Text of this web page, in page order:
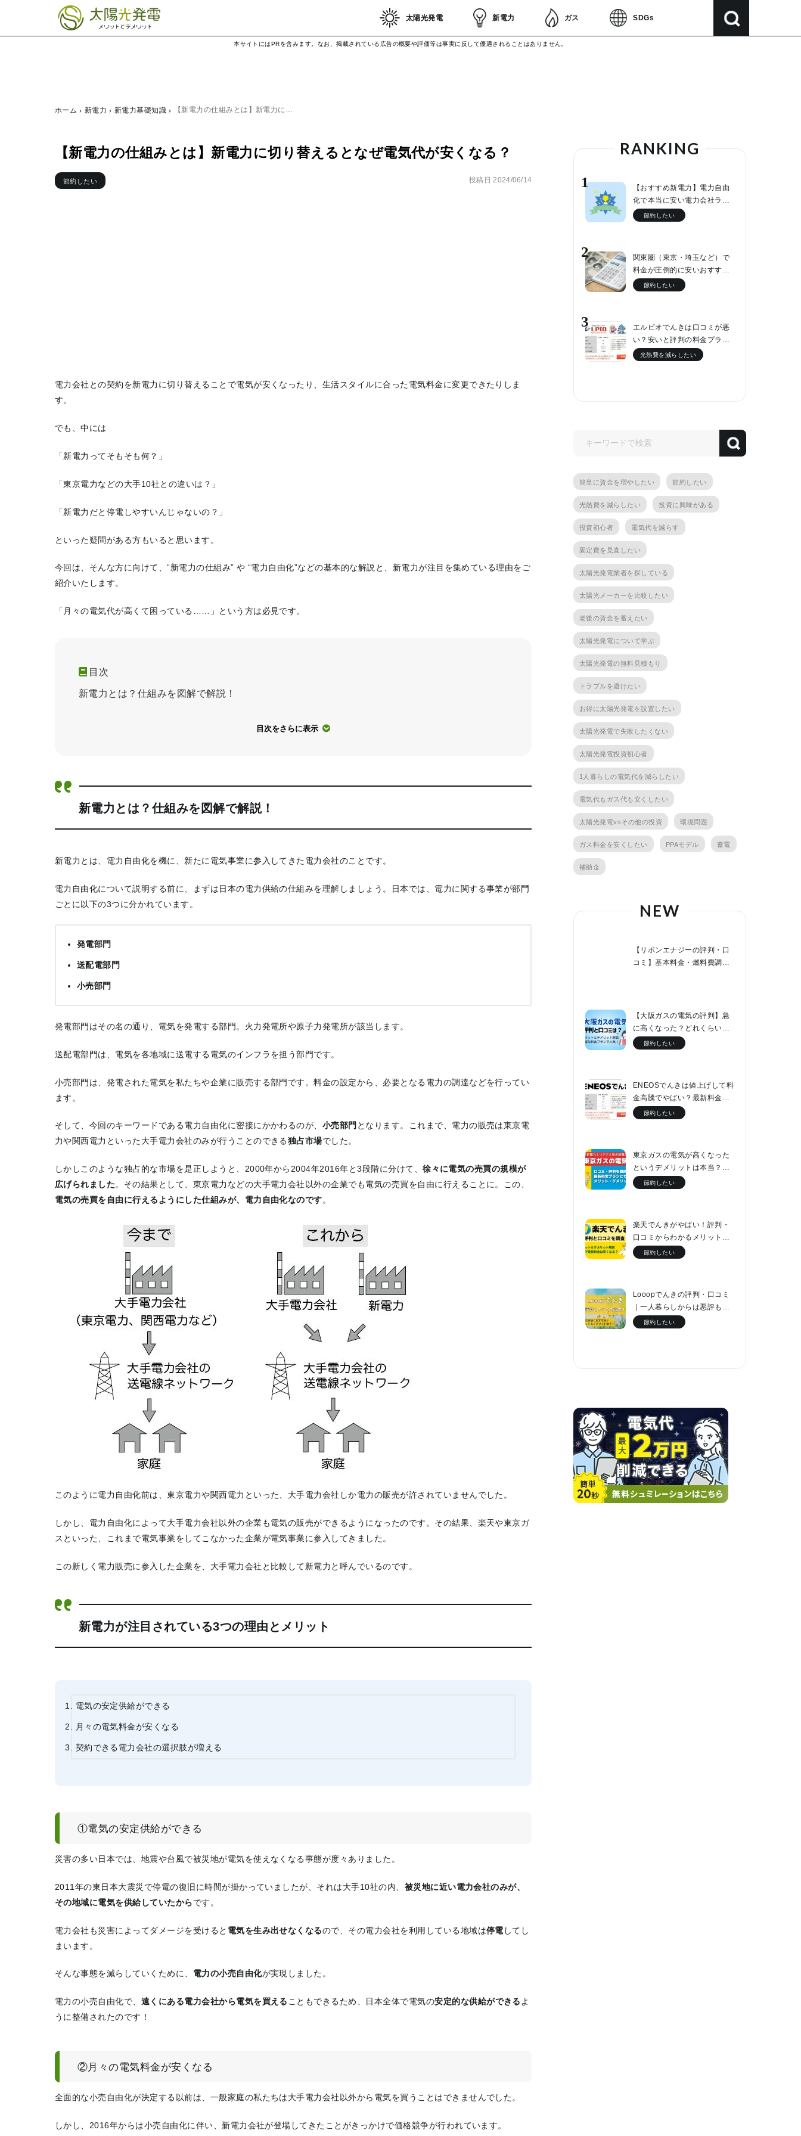
太陽光発電 新電力 ガス SDGs
本サイトにはPRを含みます。なお、掲載されている広告の概要や評価等は事実に反して優遇されることはありません。
ホーム 新電力 新電力基礎知識 【新電力の仕組みとは】新電力に…
【新電力の仕組みとは】新電力に切り替えるとなぜ電気代が安くなる？
節約したい 投稿日2024/06/14
電力会社との契約を新電力に切り替えることで電気が安くなったり、生活スタイルに合った電気料金に変更できたりしま
す。
でも、中には
「新電力ってそもそも何？」
「東京電力などの大手10社との違いは？」
「新電力だと停電しやすいんじゃないの？」
といった疑問がある方もいると思います。
今回は、そんな方に向けて、“新電力の仕組み” や “電力自由化”などの基本的な解説と、新電力が注目を集めている理由をご
紹介いたします。
「月々の電気代が高くて困っている……」という方は必見です。
目次
新電力とは？仕組みを図解で解説！
目次をさらに表示
新電力とは？仕組みを図解で解説！
新電力とは、電力自由化を機に、新たに電気事業に参入してきた電力会社のことです。
電力自由化について説明する前に、まずは日本の電力供給の仕組みを理解しましょう。日本では、電力に関する事業が部門
ごとに以下の3つに分かれています。
発電部門
送配電部門
小売部門
発電部門はその名の通り、電気を発電する部門。火力発電所や原子力発電所が該当します。
送配電部門は、電気を各地域に送電する電気のインフラを担う部門です。
小売部門は、発電された電気を私たちや企業に販売する部門です。料金の設定から、必要となる電力の調達などを行ってい
ます。
そして、今回のキーワードである電力自由化に密接にかかわるのが、 小売部門 となります。これまで、電力の販売は東京電
力や関西電力といった大手電力会社のみが行うことのできる独占市場でした。
しかしこのような独占的な市場を是正しようと、2000年から2004年2016年と3段階に分けて、徐々に電気の売買の規模が
広げられました。その結果として、東京電力などの大手電力会社以外の企業でも電気の売買を自由に行えることに。この、
電気の売買を自由に行えるようにした仕組みが、電力自由化なのです。
このように電力自由化前は、東京電力や関西電力といった、大手電力会社しか電力の販売が許されていませんでした。
しかし、電力自由化によって大手電力会社以外の企業も電気の販売ができるようになったのです。その結果、楽天や東京ガ
スといった、これまで電気事業をしてこなかった企業が電気事業に参入してきました。
この新しく電力販売に参入した企業を、大手電力会社と比較して新電力と呼んでいるのです。
新電力が注目されている3つの理由とメリット
電気の安定供給ができる
月々の電気料金が安くなる
契約できる電力会社の選択肢が増える
①電気の安定供給ができる
災害の多い日本では、地震や台風で被災地が電気を使えなくなる事態が度々ありました。
2011年の東日本大震災で停電の復旧に時間が掛かっていましたが、それは大手10社の内、 被災地に近い電力会社のみが、
その地域に電気を供給していたからです。
電力会社も災害によってダメージを受けると 電気を生み出せなくなるので、その電力会社を利用している地域は停電 してし
まいます 。
そんな事態を減らしていくために、 電力の小売自由化が実現しました。
電力の小売自由化で、 遠くにある電力会社から電気を買えることもできるため、日本全体で電気の安定的な供給ができるよ
うに整備されたのです！
②月々の電気料金が安くなる
全面的な小売自由化が決定する以前は、一般家庭の私たちは大手電力会社以外から電気を買うことはできませんでした。
しかし、2016年からは小売自由化に伴い、新電力会社が登場してきたことがきっかけで価格競争が行われています。
RANKING
1
【おすすめ新電力】電力自由
化で本当に安い電力会社ラ…
節約したい
2
関東圏（東京・埼玉など）で
料金が圧倒的に安いおすす…
節約したい
3
エルピオでんきは口コミが悪
い？安いと評判の料金プラ…
光熱費を減らしたい
簡単に資金を増やしたい 節約したい
光熱費を減らしたい 投資に興味がある
投資初心者 電気代を減らす
固定費を見直したい
太陽光発電業者を探している
太陽光メーカーを比較したい
老後の資金を蓄えたい
太陽光発電について学ぶ
太陽光発電の無料見積もり
トラブルを避けたい
お得に太陽光発電を設置したい
太陽光発電で失敗したくない
太陽光発電投資初心者
1人暮らしの電気代を減らしたい
電気代もガス代も安くしたい
太陽光発電vsその他の投資 環境問題
ガス料金を安くしたい PPAモデル 蓄電
補助金
NEW
【リボンエナジーの評判・口
コミ】基本料金・燃料費調整
【大阪ガスの電気の評判】急
に高くなった？どれくらい値
上げした？他社と料金比較！
節約したい
ENEOSでんきは値上げして料
金高騰でやばい？最新料金表
と口コミをチェック
節約したい
東京ガスの電気が高くなった
というデメリットは本当？最
新料金プランとセット割につ
節約したい
楽天でんきがやばい！評判・
口コミからわかるメリット・
デメリットと最新料金プラン
節約したい
Looopでんきの評判・口コミ
｜一人暮らしからは悪評もフ
ァミリーなら電気代が2万円安
節約したい